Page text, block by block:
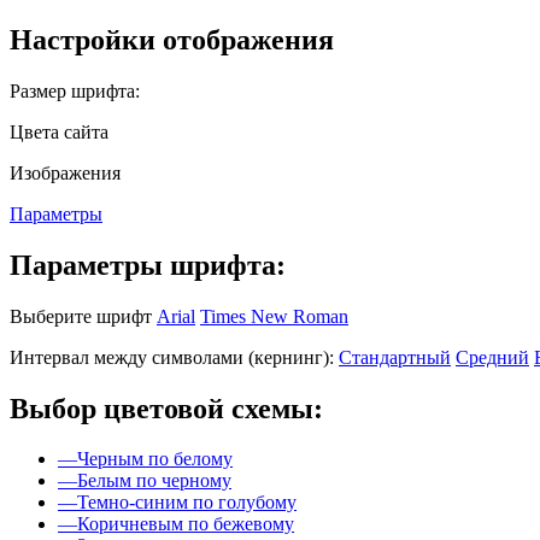
Настройки отображения
Размер шрифта:
Цвета сайта
Изображения
Параметры
Параметры шрифта:
Выберите шрифт Arial Times New Roman
Интервал между символами (кернинг): Стандартный Средний
Выбор цветовой схемы:
—Черным по белому
—Белым по черному
—Темно-синим по голубому
—Коричневым по бежевому